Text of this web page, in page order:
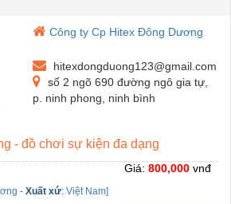
Công ty Cp Hitex Đông Dương
hitexdongduong123@gmail.com
số 2 ngõ 690 đường ngô gia tự,
p. ninh phong, ninh bình
- đồ chơi sự kiện đa dạng
- Xuất xứ: Việt Nam]
Giá: 800,000 vnđ